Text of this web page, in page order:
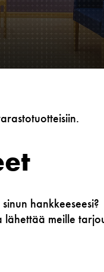
hankkeeseesi?
lähettää meille